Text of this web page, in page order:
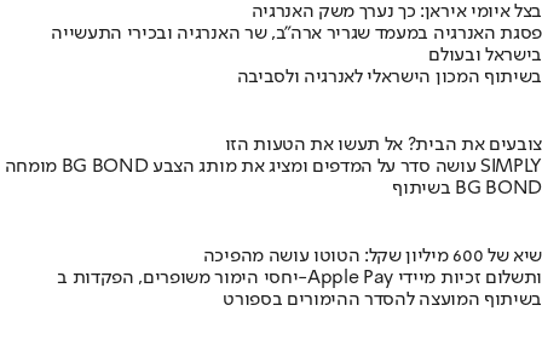
בצל איומי איראן: כך נערך משק האנרגיה
פסגת האנרגיה במעמד שגריר ארה"ב, שר האנרגיה ובכירי התעשייה
בישראל ובעולם
בשיתוף המכון הישראלי לאנרגיה ולסביבה
צובעים את הבית? אל תעשו את הטעות הזו
מומחה BG BOND עושה סדר על המדפים ומציג את מותג הצבע SIMPLY
בשיתוף BG BOND
שיא של 600 מיליון שקל: הטוטו עושה מהפיכה
יחסי הימור משופרים, הפקדות ב-Apple Pay ותשלום זכיות מיידי
בשיתוף המועצה להסדר ההימורים בספורט